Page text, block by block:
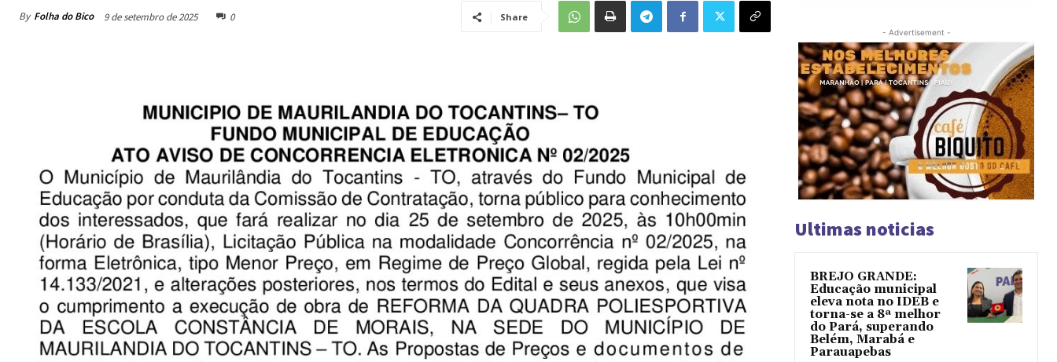
By Folha do Bico 9 de setembro de 2025 0 Share
- Advertisement -
Ultimas noticias
BREJO GRANDE:
Educação municipal
eleva nota no IDEB e
torna-se a 8ª melhor
do Pará, superando
Belém, Marabá e
Parauapebas